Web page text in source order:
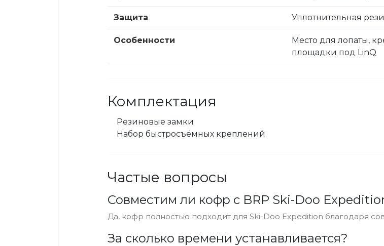
Защита Уплотнительная
Особенности
Место для лопаты,
площадки под LinQ
Комплектация
Резиновые замки
Набор быстросъёмных креплений
Частые вопросы
Совместим ли кофр с BRP Ski-Doo
Да, кофр полностью подходит для Ski-Doo Expedition благодаря
За сколько времени устанавливается?